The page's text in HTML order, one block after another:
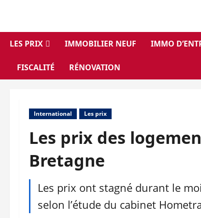
contenu
LES PRIX
IMMOBILIER NEUF IMMO
FISCALITÉ RÉNOVATION
International Les prix
Les prix des
Bretagne
Les prix ont stagné durant le
selon l’étude du cabinet